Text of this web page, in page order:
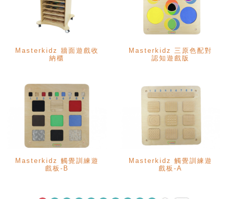
Masterkidz 牆面遊戲收
納櫃
Masterkidz 三原色配對
認知遊戲版
Masterkidz 觸覺訓練遊
戲板-B
Masterkidz 觸覺訓練遊
戲板-A